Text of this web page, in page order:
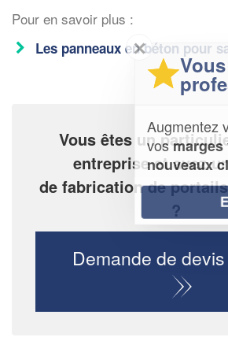
Pour en savoir plus :
Les panneaux en béton pour
Vous êtes un
entreprise et avez
de fabrication de
?
Demande de
✕
Vous
Augmentez votre
vosmargestout en
nouveaux clients!
En